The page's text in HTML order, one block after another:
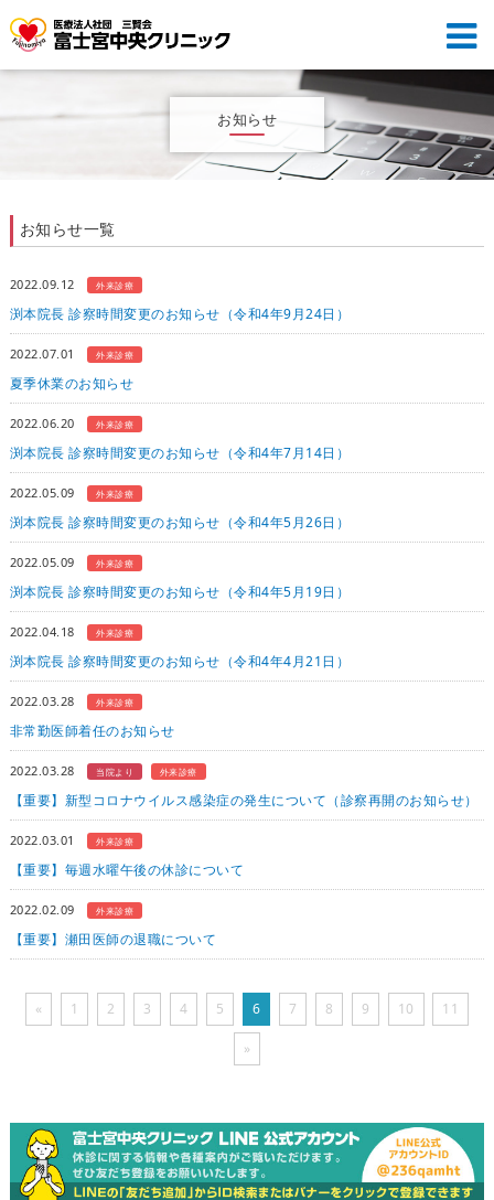
お知らせ
お知らせ一覧
2022.09.12 外来診療
渕本院長 診察時間変更のお知らせ（令和4年9月24日）
2022.07.01 外来診療
夏季休業のお知らせ
2022.06.20 外来診療
渕本院長 診察時間変更のお知らせ（令和4年7月14日）
2022.05.09 外来診療
渕本院長 診察時間変更のお知らせ（令和4年5月26日）
2022.05.09 外来診療
渕本院長 診察時間変更のお知らせ（令和4年5月19日）
2022.04.18 外来診療
渕本院長 診察時間変更のお知らせ（令和4年4月21日）
2022.03.28 外来診療
非常勤医師着任のお知らせ
2022.03.28 当院より 外来診療
【重要】新型コロナウイルス感染症の発生について（診察再開のお知らせ）
2022.03.01 外来診療
【重要】毎週水曜午後の休診について
2022.02.09 外来診療
【重要】瀬田医師の退職について
« 1 2 3 4 5 6 7 8 9 10 11
»